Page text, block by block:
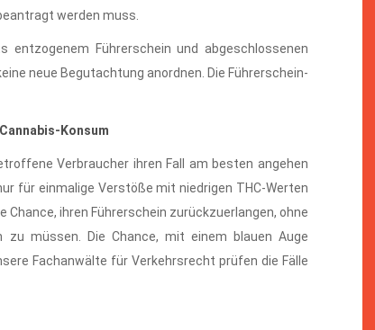
werden muss.
entzogenem Führerschein und abgeschlossenen
neue Begutachtung anordnen. Die Führerschein-
Konsum
Verbraucher ihren Fall am besten angehen
für einmalige Verstöße mit niedrigen THC-Werten
ihren Führerschein zurückzuerlangen, ohne
zu müssen. Die Chance, mit einem blauen Auge
Fachanwälte für Verkehrsrecht prüfen die Fälle